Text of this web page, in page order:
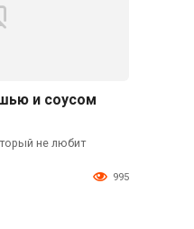
и соусом
не любит
995